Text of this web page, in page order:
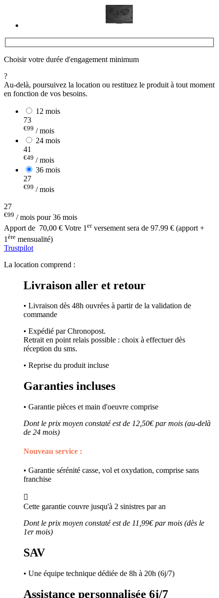
Choisir votre durée d'engagement minimum
?
Au-delà, poursuivez la location ou restituez le produit à tout moment
en fonction de vos besoins.
12 mois
73
€99 / mois
24 mois
41
€49 / mois
36 mois
27
€99 / mois
27
€99 / mois pour 36 mois
Apport de 70,00 € Votre 1 erversement sera de 97.99 € (apport +
1 ère mensualité)
Trustpilot
La location comprend :
Livraison aller et retour
• Livraison dès 48h ouvrées à partir de la validation de
commande
• Expédié par Chronopost.
Retrait en point relais possible : choix à effectuer dès
réception du sms.
• Reprise du produit incluse
Garanties incluses
• Garantie pièces et main d'oeuvre comprise
Dont le prix moyen constaté est de 12,50€ par mois (au-delà
de 24 mois)
Nouveau service :
• Garantie sérénité casse, vol et oxydation, comprise sans
franchise

Cette garantie couvre jusqu'à 2 sinistres par an
Dont le prix moyen constaté est de 11,99€ par mois (dès le
1er mois)
SAV
• Une équipe technique dédiée de 8h à 20h (6j/7)
Assistance personnalisée 6j/7